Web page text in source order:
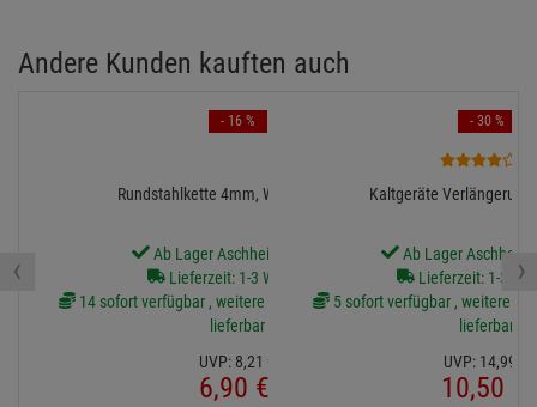
Andere Kunden kauften auch
Rundstahlkette 4mm, WLL 80kg, 1m
Ab Lager Aschheim lieferbar
Lieferzeit: 1-3 Werktage
14 sofort verfügbar , weitere Artikel ab Zentrallager
lieferbar
UVP: 8,21 €
6,90 €
- 16 %
Kaltgeräte
Ab Lager
Lieferzeit: 1-3
5 sofort verfügbar , weitere
lieferbar
UVP: 14,99
10,50
- 30 %
‹ ›